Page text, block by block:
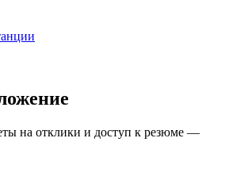
на отклики и доступ к резюме —